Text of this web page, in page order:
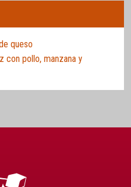
queso
con pollo, manzana y